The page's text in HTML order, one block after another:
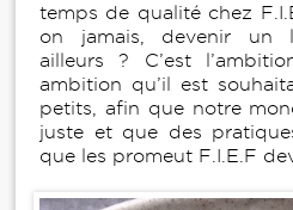
temps de qualité chez
on jamais, devenir un
ailleurs ? C’est
ambition qu’il est
petits, afin que notre
juste et que des
que les promeut F.I.E.F